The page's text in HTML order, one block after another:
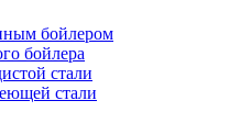
бойлером
бойлера
стали
стали